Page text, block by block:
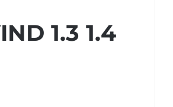
1.3 1.4